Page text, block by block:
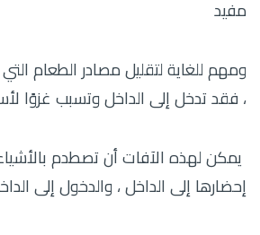
مفيد
ومهم للغاية لتقليل مصادر الطعام
، فقد تدخل إلى الداخل وتسبب غزوًا
يمكن لهذه الآفات أن تصطدم
إحضارها إلى الداخل ، والدخول إلى